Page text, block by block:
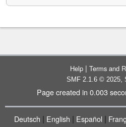
Help | Terms and
SMF 2.1.6 © 2025,
Page created in 0.003
Deutsch | English | Español |